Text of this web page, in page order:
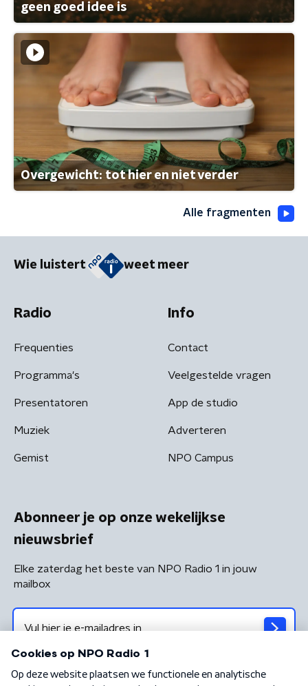
geen goed idee is
Overgewicht: tot hier en niet verder
Alle fragmenten
Wie luistert weet meer
Radio
Frequenties
Programma's
Presentatoren
Muziek
Gemist
Info
Contact
Veelgestelde vragen
App de studio
Adverteren
NPO Campus
Abonneer je op onze wekelijkse
nieuwsbrief
Elke zaterdag het beste van NPO Radio 1 in jouw
mailbox